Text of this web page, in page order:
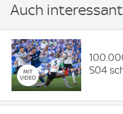
Auch interessant
S04